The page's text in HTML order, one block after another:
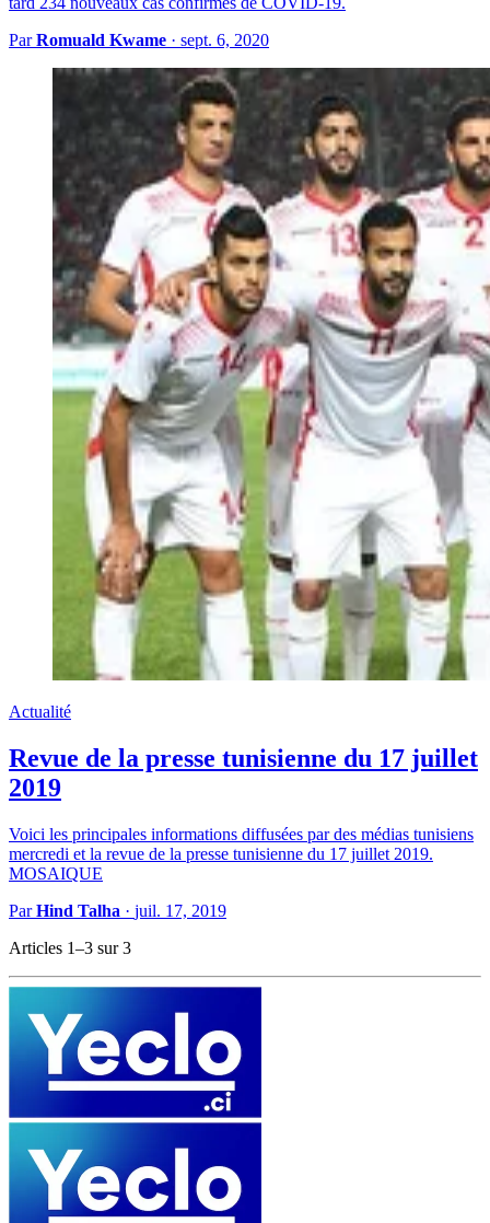
ParRomuald Kwame · sept. 6, 2020
Actualité
Revue de la presse tunisienne du 17 juillet
2019
Voici les principales informations diffusées par des médias tunisiens
mercredi et la revue de la presse tunisienne du 17 juillet 2019.
MOSAIQUE
ParHind Talha · juil. 17, 2019
Articles 1–3 sur 3